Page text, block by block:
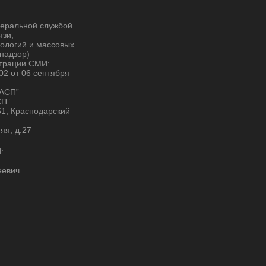
службой
и массовых
СМИ:
от 06 сентября
Краснодарский
д.27